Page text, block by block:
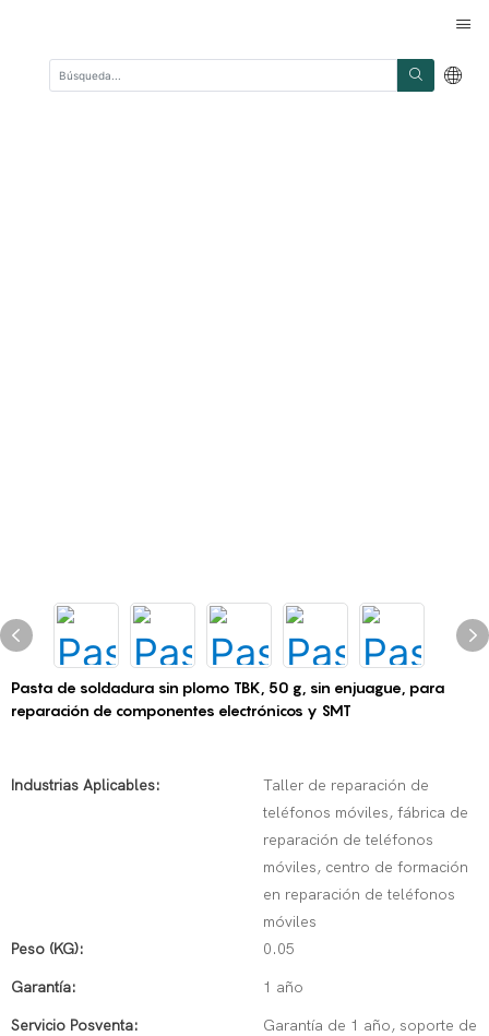
Pasta de soldadura sin plomo TBK, 50 g, sin enjuague, para
reparación de componentes electrónicos y SMT
Industrias Aplicables:
Taller de reparación de
teléfonos móviles, fábrica de
reparación de teléfonos
móviles, centro de formación
en reparación de teléfonos
móviles
Peso (KG):
0.05
Garantía: 1 año
Servicio Posventa:
Garantía de 1 año, soporte de